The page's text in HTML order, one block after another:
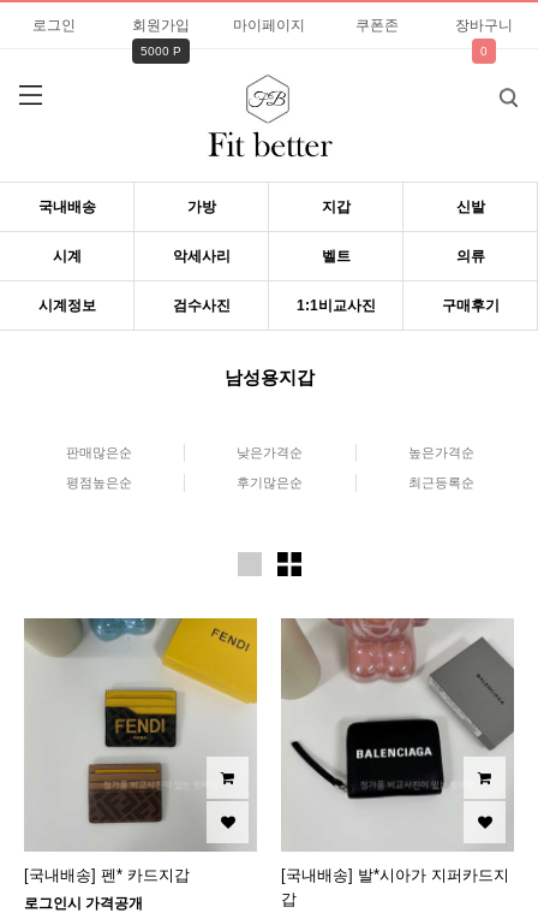
로그인 회원가입
5000 P
마이페이지 쿠폰존 장바구니
0
국내배송 가방 지갑 신발
시계 악세사리 벨트 의류
시계정보 검수사진 1:1비교사진 구매후기
남성용지갑
판매많은순 낮은가격순 높은가격순
평점높은순 후기많은순 최근등록순
[국내배송] 펜* 카드지갑
로그인시 가격공개
[국내배송] 발*시아가 지퍼카드지
갑